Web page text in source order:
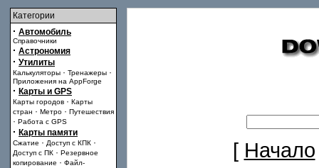
Категории
· Автомобиль
Справочники
· Астрономия
· Утилиты
Калькуляторы · Тренажеры ·
Приложения на AppForge
· Карты и GPS
Карты городов · Карты
стран · Метро · Путешествия
· Работа с GPS
· Карты памяти
Сжатие · Доступ с КПК ·
Доступ с ПК · Резервное
копирование · Файл-
[ Начало